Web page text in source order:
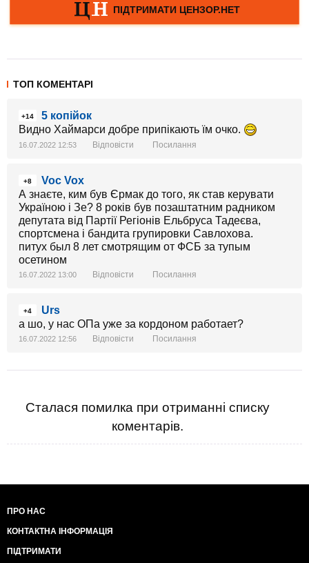
ТОП КОМЕНТАРІ
+14
5 копійок
Видно Хаймарси добре припікають їм очко.
16.07.2022 12:53 Відповісти Посилання
+8
Voc Vox
А знаєте, ким був Єрмак до того, як став керувати
Україною і Зе? 8 років був позаштатним радником
депутата від Партії Регіонів Ельбруса Тадеєва,
спортсмена і бандита групировки Савлохова.
питух был 8 лет смотрящим от ФСБ за тупым
осетином
16.07.2022 13:00 Відповісти Посилання
+4
Urs
а шо, у нас ОПа уже за кордоном работает?
16.07.2022 12:56 Відповісти Посилання
Сталася помилка при отриманні списку
коментарів.
ПРО НАС
КОНТАКТНА ІНФОРМАЦІЯ
ПІДТРИМАТИ